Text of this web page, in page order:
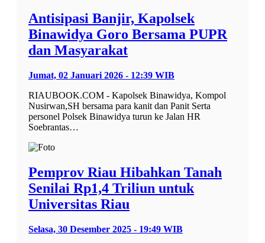
Antisipasi Banjir, Kapolsek
Binawidya Goro Bersama PUPR
dan Masyarakat
Jumat, 02 Januari 2026 - 12:39 WIB
RIAUBOOK.COM - Kapolsek Binawidya, Kompol
Nusirwan,SH bersama para kanit dan Panit Serta
personel Polsek Binawidya turun ke Jalan HR
Soebrantas…
Pemprov Riau Hibahkan Tanah
Senilai Rp1,4 Triliun untuk
Universitas Riau
Selasa, 30 Desember 2025 - 19:49 WIB